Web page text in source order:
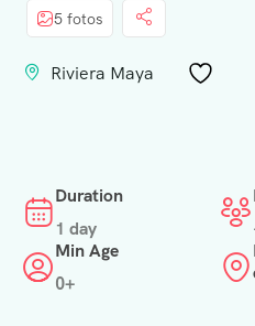
5 fotos
Riviera Maya
Duration
1 day
Min Age
0+